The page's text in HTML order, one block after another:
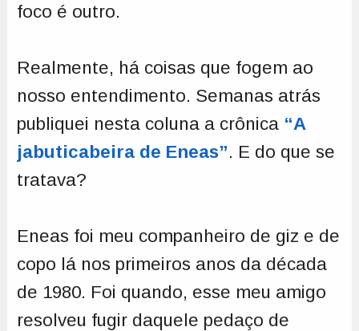
foco é outro.
Realmente, há coisas que fogem ao
nosso entendimento. Semanas atrás
publiquei nesta coluna a crônica “A
jabuticabeira de Eneas”. E do que se
tratava?
Eneas foi meu companheiro de giz e de
copo lá nos primeiros anos da década
de 1980. Foi quando, esse meu amigo
resolveu fugir daquele pedaço de